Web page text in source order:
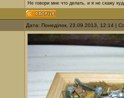
Не говори мне что делать, и я не скажу
Дата: Понеділок, 23.09.2013, 12:14 |